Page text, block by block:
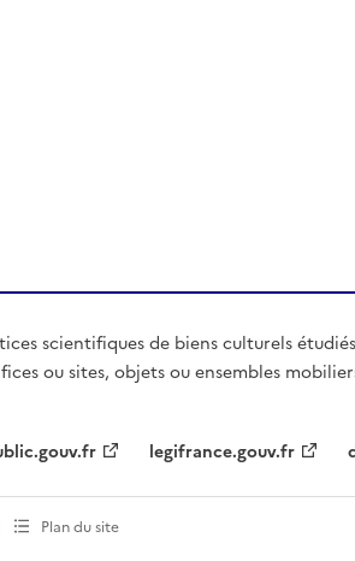
scientifiques de biens culturels
ou sites, objets ou ensembles
legifrance.gouv.fr
Plan du site